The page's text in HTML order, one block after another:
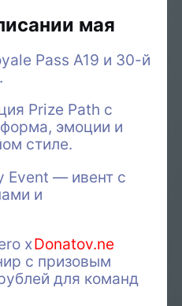
мая
Pass A19 и 30-й
Prize Path с
эмоции и
стиле.
Event — ивент с
и
xDonatov.ne
с призовым
для команд